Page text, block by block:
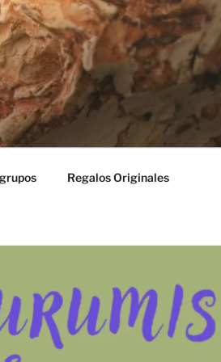
in Denia, watercolour, drawing,
Regalos Originales